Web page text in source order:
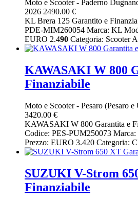
Moto e Scooter- Paderno
2026 2490.00 €
KL Brera 125 Garantito e
PDE-MIM260054 Marca: KL
EURO 2.490 Categoria: Scooter
KAWASAKI W 800
Finanziabile
Moto e Scooter- Pesaro (Pesaro
3420.00 €
KAWASAKI W 800 Garantita e
Codice: PES-PUM250073
Prezzo: EURO 3.420 Categoria:
SUZUKI V-Strom
Finanziabile